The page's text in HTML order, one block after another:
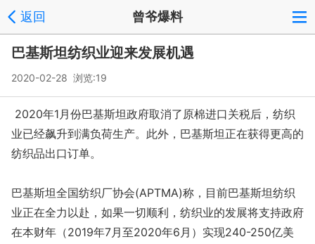
返回 曾爷爆料
巴基斯坦纺织业迎来发展机遇
2020-02-28 浏览:19
2020年1月份巴基斯坦政府取消了原棉进口关税后，纺织
业已经飙升到满负荷生产。此外，巴基斯坦正在获得更高的
纺织品出口订单。
巴基斯坦全国纺织厂协会(APTMA)称，目前巴基斯坦纺织
业正在全力以赴，如果一切顺利，纺织业的发展将支持政府
在本财年（2019年7月至2020年6月）实现240-250亿美